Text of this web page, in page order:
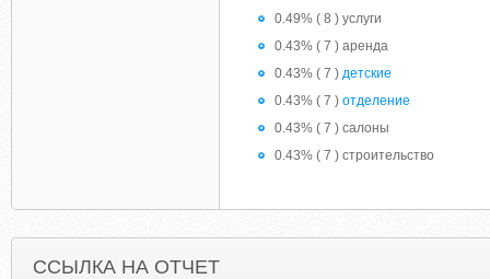
0.49% ( 8 ) услуги
0.43% ( 7 ) аренда
0.43% ( 7 ) детские
0.43% ( 7 ) отделение
0.43% ( 7 ) салоны
0.43% ( 7 ) строительство
ССЫЛКА НА ОТЧЕТ